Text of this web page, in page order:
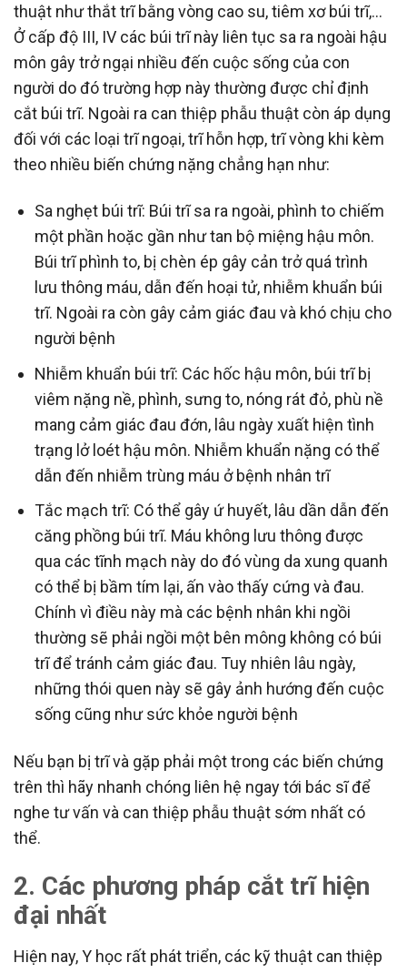
thuật như thắt trĩ bằng vòng cao su, tiêm xơ búi trĩ,…
Ở cấp độ III, IV các búi trĩ này liên tục sa ra ngoài hậu
môn gây trở ngại nhiều đến cuộc sống của con
người do đó trường hợp này thường được chỉ định
cắt búi trĩ. Ngoài ra can thiệp phẫu thuật còn áp dụng
đối với các loại trĩ ngoại, trĩ hỗn hợp, trĩ vòng khi kèm
theo nhiều biến chứng nặng chẳng hạn như:
Sa nghẹt búi trĩ: Búi trĩ sa ra ngoài, phình to chiếm
một phần hoặc gần như tan bộ miệng hậu môn.
Búi trĩ phình to, bị chèn ép gây cản trở quá trình
lưu thông máu, dẫn đến hoại tử, nhiễm khuẩn búi
trĩ. Ngoài ra còn gây cảm giác đau và khó chịu cho
người bệnh
Nhiễm khuẩn búi trĩ: Các hốc hậu môn, búi trĩ bị
viêm nặng nề, phình, sưng to, nóng rát đỏ, phù nề
mang cảm giác đau đớn, lâu ngày xuất hiện tình
trạng lở loét hậu môn. Nhiễm khuẩn nặng có thể
dẫn đến nhiễm trùng máu ở bệnh nhân trĩ
Tắc mạch trĩ: Có thể gây ứ huyết, lâu dần dẫn đến
căng phồng búi trĩ. Máu không lưu thông được
qua các tĩnh mạch này do đó vùng da xung quanh
có thể bị bầm tím lại, ấn vào thấy cứng và đau.
Chính vì điều này mà các bệnh nhân khi ngồi
thường sẽ phải ngồi một bên mông không có búi
trĩ để tránh cảm giác đau. Tuy nhiên lâu ngày,
những thói quen này sẽ gây ảnh hướng đến cuộc
sống cũng như sức khỏe người bệnh
Nếu bạn bị trĩ và gặp phải một trong các biến chứng
trên thì hãy nhanh chóng liên hệ ngay tới bác sĩ để
nghe tư vấn và can thiệp phẫu thuật sớm nhất có
thể.
2. Các phương pháp cắt trĩ hiện
đại nhất
Hiện nay, Y học rất phát triển, các kỹ thuật can thiệp